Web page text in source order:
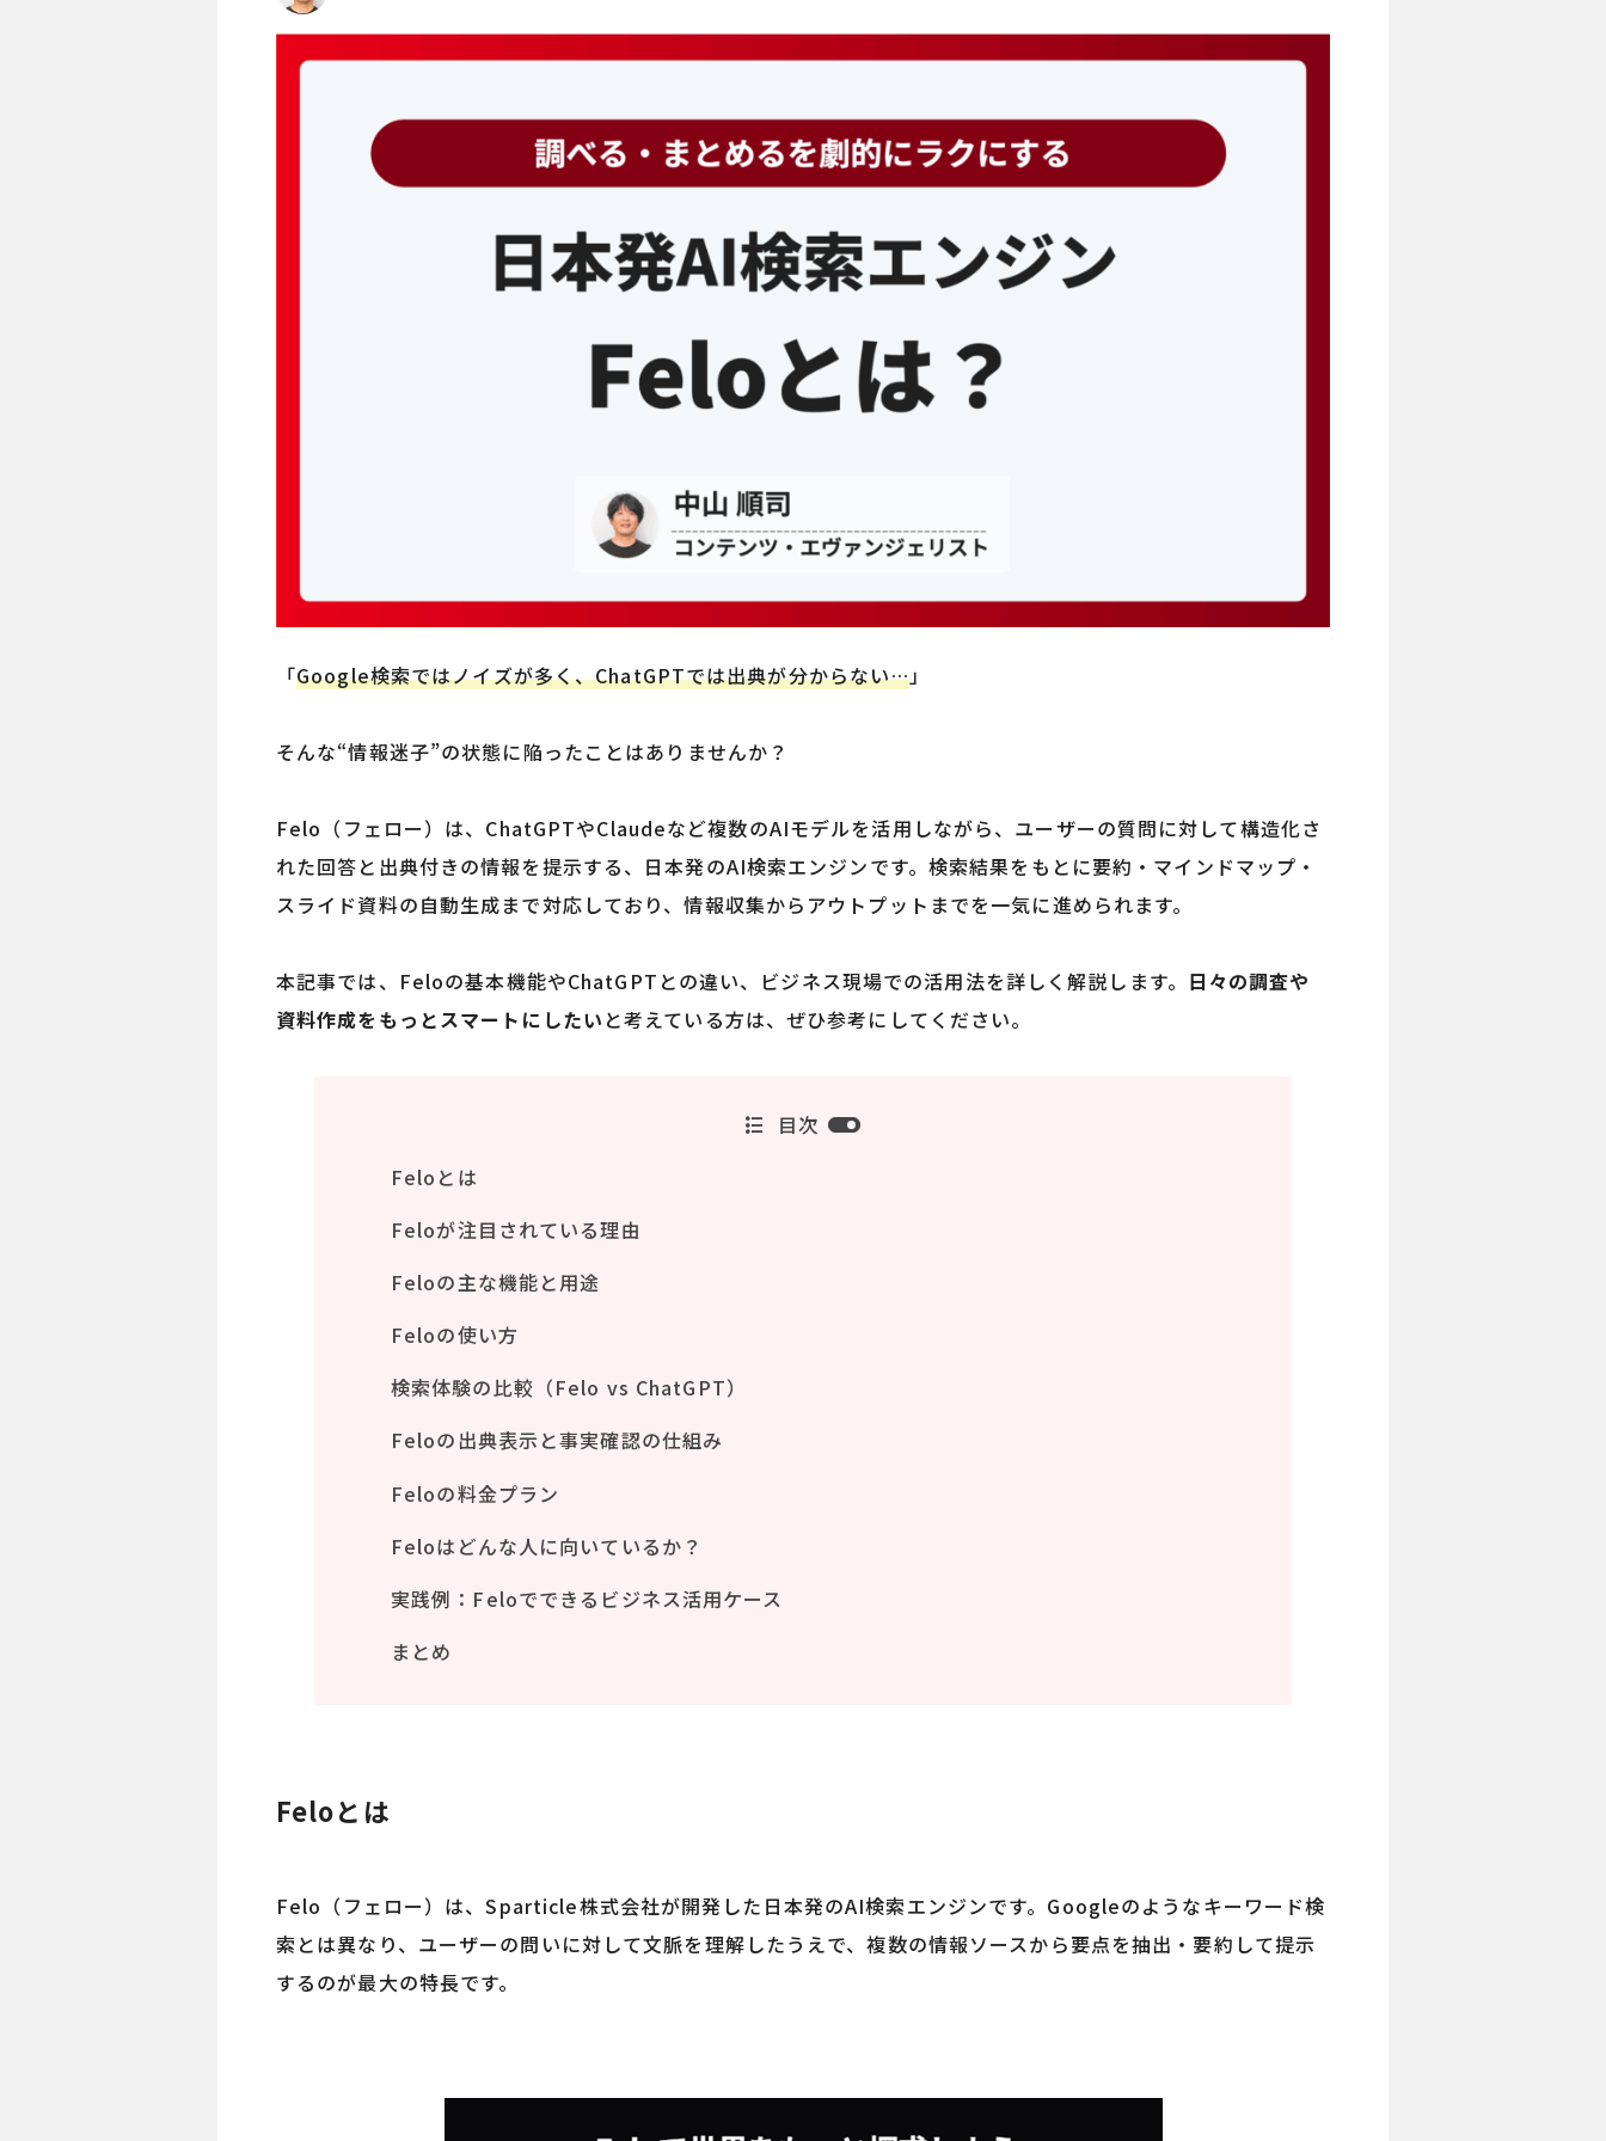
「Google検索ではノイズが多く、ChatGPTでは出典が分からない…」
そんな“情報迷子”の状態に陥ったことはありませんか？
Felo（フェロー）は、ChatGPTやClaudeなど複数のAIモデルを活用しながら、ユーザーの質問に対して構造化さ
れた回答と出典付きの情報を提示する、日本発のAI検索エンジンです。検索結果をもとに要約・マインドマップ・
スライド資料の自動生成まで対応しており、情報収集からアウトプットまでを一気に進められます。
本記事では、Feloの基本機能やChatGPTとの違い、ビジネス現場での活用法を詳しく解説します。 日々の調査や
資料作成をもっとスマートにしたい と考えている方は、ぜひ参考にしてください。
目次
Feloとは
Feloが注目されている理由
Feloの主な機能と用途
Feloの使い方
検索体験の比較（Felo vs ChatGPT）
Feloの出典表示と事実確認の仕組み
Feloの料金プラン
Feloはどんな人に向いているか？
実践例：Feloでできるビジネス活用ケース
まとめ
Feloとは
Felo（フェロー）は、Sparticle株式会社が開発した日本発のAI検索エンジンです。Googleのようなキーワード検
索とは異なり、ユーザーの問いに対して文脈を理解したうえで、複数の情報ソースから要点を抽出・要約して提示
するのが最大の特長です。